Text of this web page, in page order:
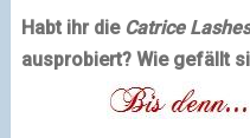
Habt ihr die Catrice
ausprobiert? Wie gefällt